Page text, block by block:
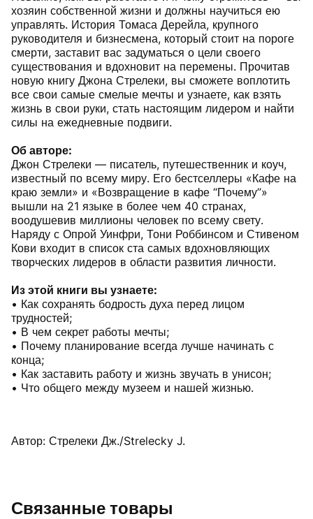
хозяин собственной жизни и должны научиться ею
управлять. История Томаса Дерейла, крупного
руководителя и бизнесмена, который стоит на пороге
смерти, заставит вас задуматься о цели своего
существования и вдохновит на перемены. Прочитав
новую книгу Джона Стрелеки, вы сможете воплотить
все свои самые смелые мечты и узнаете, как взять
жизнь в свои руки, стать настоящим лидером и найти
силы на ежедневные подвиги.
Об авторе:
Джон Стрелеки — писатель, путешественник и коуч,
известный по всему миру. Его бестселлеры «Кафе на
краю земли» и «Возвращение в кафе “Почему”»
вышли на 21 языке в более чем 40 странах,
воодушевив миллионы человек по всему свету.
Наряду с Опрой Уинфри, Тони Роббинсом и Стивеном
Кови входит в список ста самых вдохновляющих
творческих лидеров в области развития личности.
Из этой книги вы узнаете:
• Как сохранять бодрость духа перед лицом
трудностей;
• В чем секрет работы мечты;
• Почему планирование всегда лучше начинать с
конца;
• Как заставить работу и жизнь звучать в унисон;
• Что общего между музеем и нашей жизнью.
Автор: Стрелеки Дж./Strelecky J.
Связанные товары